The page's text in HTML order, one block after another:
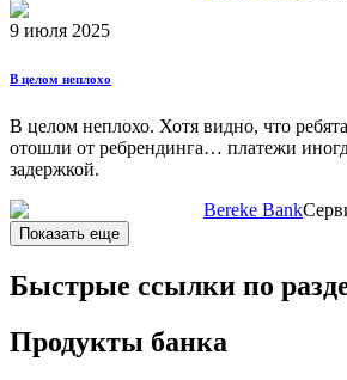
9 июля 2025
В целом неплохо
В целом неплохо. Хотя видно, что
отошли от ребрендинга… платежи
задержкой.
Bereke Bank
Показать еще
Быстрые ссылки по
Продукты банка